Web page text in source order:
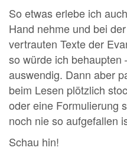
So etwas erlebe ich
Hand nehme und bei
vertrauten Texte der
so würde ich behaupten
auswendig. Dann aber
beim Lesen plötzlich
oder eine Formulierung
noch nie so aufgefallen
Schau hin!